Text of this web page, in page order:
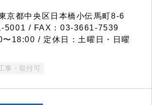
都中央区日本橋小伝馬町8-6
5001 / FAX：03-3661-7539
18:00 / 定休日：土曜日・日曜
事・取付可